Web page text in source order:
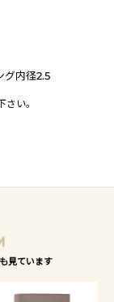
グ内径2.5
さい。
見ています